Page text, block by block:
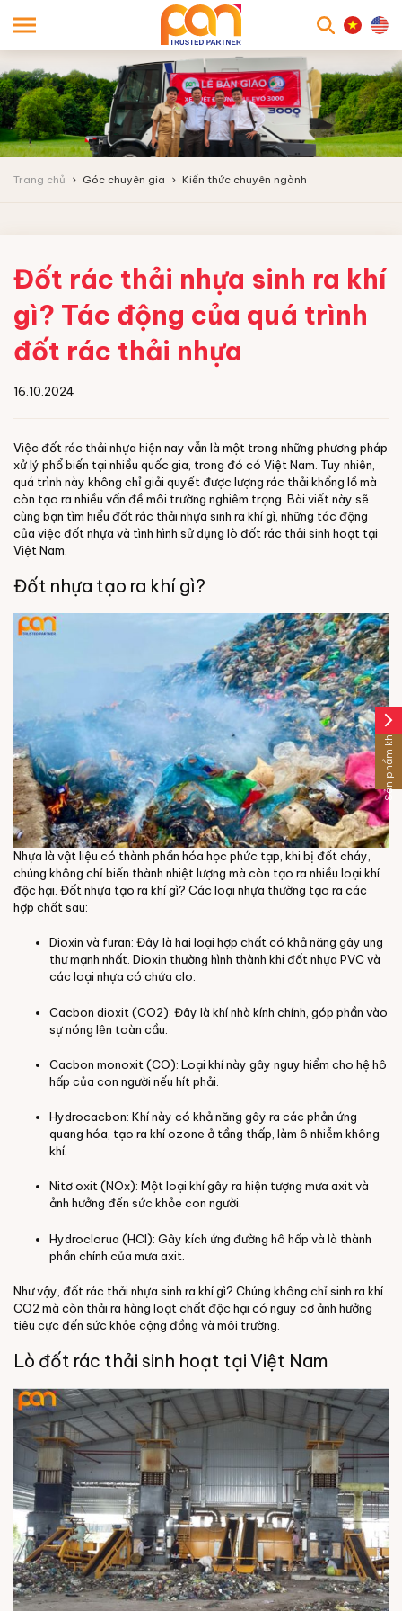
Trang chủ Góc chuyên gia Kiến thức chuyên ngành
Đốt rác thải nhựa sinh ra khí
gì? Tác động của quá trình
đốt rác thải nhựa
16.10.2024
Việc đốt rác thải nhựa hiện nay vẫn là một trong những phương pháp
xử lý phổ biến tại nhiều quốc gia, trong đó có Việt Nam. Tuy nhiên,
quá trình này không chỉ giải quyết được lượng rác thải khổng lồ mà
còn tạo ra nhiều vấn đề môi trường nghiêm trọng. Bài viết này sẽ
cùng bạn tìm hiểu đốt rác thải nhựa sinh ra khí gì , những tác động
của việc đốt nhựa và tình hình sử dụng lò đốt rác thải sinh hoạt tại
Việt Nam.
Đốt nhựa tạo ra khí gì?
Nhựa là vật liệu có thành phần hóa học phức tạp, khi bị đốt cháy,
chúng không chỉ biến thành nhiệt lượng mà còn tạo ra nhiều loại khí
độc hại. Đốt nhựa tạo ra khí gì? Các loại nhựa thường tạo ra các
hợp chất sau:
Dioxin và furan: Đây là hai loại hợp chất có khả năng gây ung
thư mạnh nhất. Dioxin thường hình thành khi đốt nhựa PVC và
các loại nhựa có chứa clo.
Cacbon dioxit (CO2): Đây là khí nhà kính chính, góp phần vào
sự nóng lên toàn cầu.
Cacbon monoxit (CO): Loại khí này gây nguy hiểm cho hệ hô
hấp của con người nếu hít phải.
Hydrocacbon: Khí này có khả năng gây ra các phản ứng
quang hóa, tạo ra khí ozone ở tầng thấp, làm ô nhiễm không
khí.
Nitơ oxit (NOx): Một loại khí gây ra hiện tượng mưa axit và
ảnh hưởng đến sức khỏe con người.
Hydroclorua (HCl): Gây kích ứng đường hô hấp và là thành
phần chính của mưa axit.
Như vậy, đốt rác thải nhựa sinh ra khí gì? Chúng không chỉ sinh ra khí
CO2 mà còn thải ra hàng loạt chất độc hại có nguy cơ ảnh hưởng
tiêu cực đến sức khỏe cộng đồng và môi trường.
Lò đốt rác thải sinh hoạt tại Việt Nam
arrow_forward_ios
Sản phẩm khác